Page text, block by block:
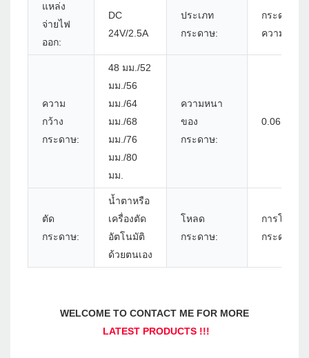
แหล่ง
จ่ายไฟ
ออก:
DC
24V/2.5A
ประเภท
กระดาษ:
กระดาษรับ
ความร้อน
ความ
กว้าง
กระดาษ:
48 มม./52
มม./56
มม./64
มม./68
มม./76
มม./80
มม.
ความหนา
ของ
กระดาษ:
0.06 ~
ตัด
กระดาษ:
น้ำตาหรือ
เครื่องตัด
อัตโนมัติ
ด้วยตนเอง
โหลด
กระดาษ:
การโหลด
กระดาษง่า